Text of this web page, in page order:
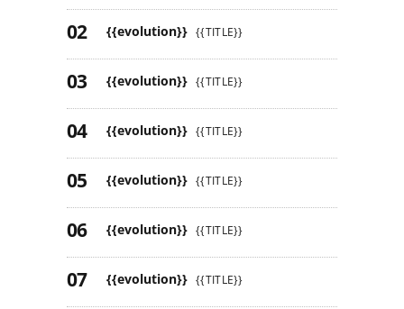
{{evolution}} {{TITLE}}
{{evolution}} {{TITLE}}
{{evolution}} {{TITLE}}
{{evolution}} {{TITLE}}
{{evolution}} {{TITLE}}
{{evolution}} {{TITLE}}